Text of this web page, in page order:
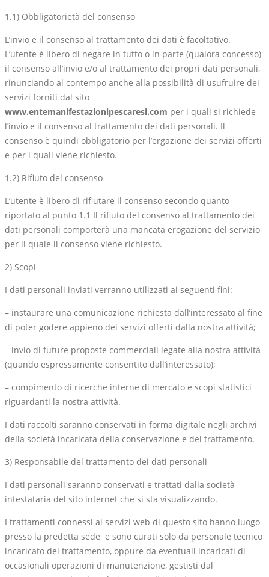
1.1) Obbligatorietà del consenso
L’invio e il consenso al trattamento dei dati è facoltativo.
L’utente è libero di negare in tutto o in parte (qualora concesso)
il consenso all’invio e/o al trattamento dei propri dati personali,
rinunciando al contempo anche alla possibilità di usufruire dei
servizi forniti dal sito
www.entemanifestazionipescaresi.com per i quali si richiede
l’invio e il consenso al trattamento dei dati personali. Il
consenso è quindi obbligatorio per l’ergazione dei servizi offerti
e per i quali viene richiesto.
1.2) Rifiuto del consenso
L’utente è libero di rifiutare il consenso secondo quanto
riportato al punto 1.1 Il rifiuto del consenso al trattamento dei
dati personali comporterà una mancata erogazione del servizio
per il quale il consenso viene richiesto.
2) Scopi
I dati personali inviati verranno utilizzati ai seguenti fini:
– instaurare una comunicazione richiesta dall’interessato al fine
di poter godere appieno dei servizi offerti dalla nostra attività;
– invio di future proposte commerciali legate alla nostra attività
(quando espressamente consentito dall’interessato);
– compimento di ricerche interne di mercato e scopi statistici
riguardanti la nostra attività.
I dati raccolti saranno conservati in forma digitale negli archivi
della società incaricata della conservazione e del trattamento.
3) Responsabile del trattamento dei dati personali
I dati personali saranno conservati e trattati dalla società
intestataria del sito internet che si sta visualizzando.
I trattamenti connessi ai servizi web di questo sito hanno luogo
presso la predetta sede e sono curati solo da personale tecnico
incaricato del trattamento, oppure da eventuali incaricati di
occasionali operazioni di manutenzione, gestisti dal